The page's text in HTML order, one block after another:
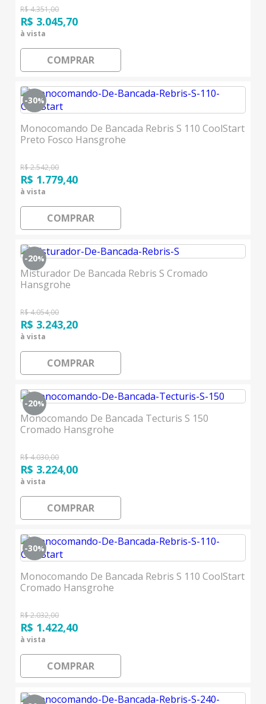
R$ 4.351,00
R$ 3.045,70
à vista
COMPRAR
-30%
Monocomando De Bancada Rebris S 110 CoolStart
Preto Fosco Hansgrohe
R$ 2.542,00
R$ 1.779,40
à vista
COMPRAR
-20%
Misturador De Bancada Rebris S Cromado
Hansgrohe
R$ 4.054,00
R$ 3.243,20
à vista
COMPRAR
-20%
Monocomando De Bancada Tecturis S 150
Cromado Hansgrohe
R$ 4.030,00
R$ 3.224,00
à vista
COMPRAR
-30%
Monocomando De Bancada Rebris S 110 CoolStart
Cromado Hansgrohe
R$ 2.032,00
R$ 1.422,40
à vista
COMPRAR